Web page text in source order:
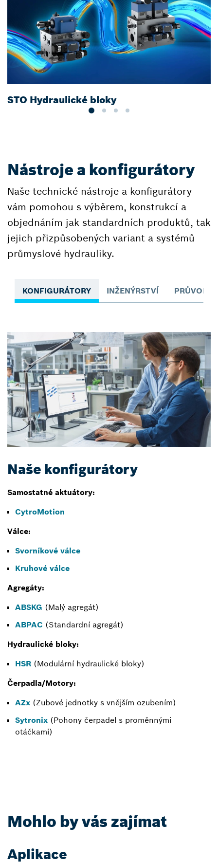
STO Hydraulické bloky
Nástroje a konfigurátory
Naše technické nástroje a konfigurátory
vám pomohou s výběrem, konstrukcí a
objednáním jak standardních produktů, tak
jejich přizpůsobených variant a systémů
průmyslové hydrauliky.
KONFIGURÁTORY INŽENÝRSTVÍ
Naše konfigurátory
Samostatné aktuátory:
CytroMotion
Válce:
Svorníkové válce
Kruhové válce
Agregáty:
ABSKG (Malý agregát)
ABPAC (Standardní agregát)
Hydraulické bloky:
HSR (Modulární hydraulické bloky)
Čerpadla/Motory:
AZx (Zubové jednotky s vnějším ozubením)
Sytronix (Pohony čerpadel s proměnnými
otáčkami)
Mohlo by vás zajímat
Aplikace